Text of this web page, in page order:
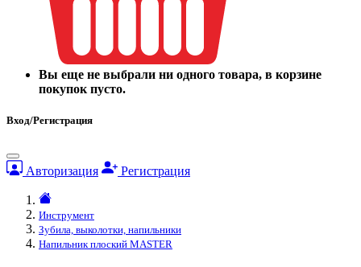
Вы еще не выбрали ни одного товара, в корзине
покупок пусто.
Вход/Регистрация
Авторизация Регистрация
Инструмент
Зубила, выколотки, напильники
Напильник плоский MASTER